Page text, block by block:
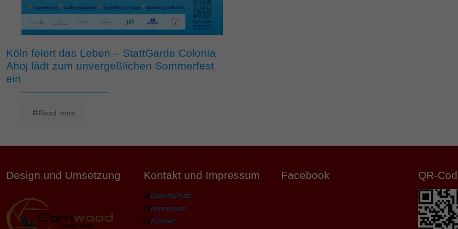
Köln feiert das Leben – StattGarde Colonia
Ahoj lädt zum unvergeßlichen Sommerfest
ein
Read more
Design und Umsetzung Kontakt und Impressum
Datenschutz
Impressum
Kontakt
Facebook QR-